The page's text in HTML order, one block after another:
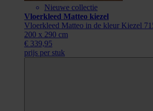
Nieuwe collectie
Vloerkleed Matteo kiezel
Vloerkleed Matteo in de kleur Kiezel
200 x 290 cm
€ 339,95
prijs per stuk